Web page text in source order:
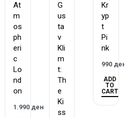
на Равенсбургер за
At
m
os
ph
eri
c
Lo
nd
on
1.990 ден
G
us
ta
v
Kli
m
t:
Th
e
Ki
ss
Kr
yp
t
Pi
nk
990 ден
ADD
TO
CART